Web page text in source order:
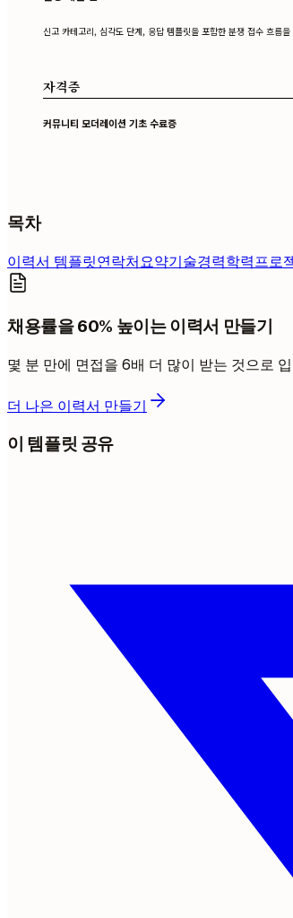
신고 카테고리, 심각도 단계, 응답 템플릿을 포함한 분쟁 접수 흐름
자격증
커뮤니티 모더레이션 기초 수료증
목차
이력서 템플릿연락처요약기술경력학력프로
채용률을 60% 높이는 이력서 만들기
몇 분 만에 면접을 6배 더 많이 받는 것으로
더 나은 이력서 만들기
이 템플릿 공유